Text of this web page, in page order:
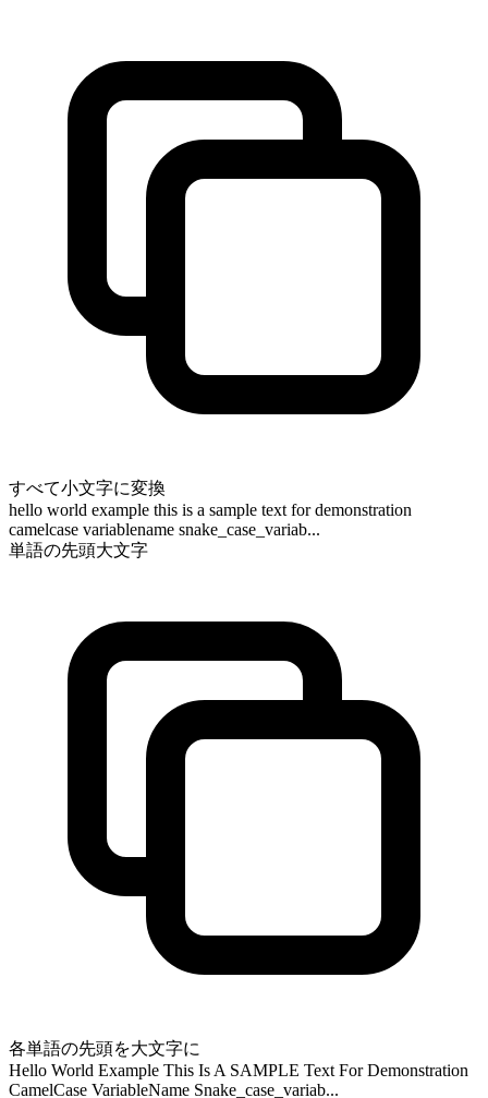
すべて小文字に変換
hello world example this is a sample text for demonstration
camelcase variablename snake_case_variab...
単語の先頭大文字
各単語の先頭を大文字に
Hello World Example This Is A SAMPLE Text For Demonstration
CamelCase VariableName Snake_case_variab...